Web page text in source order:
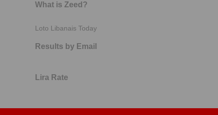
What is Zeed?
Loto Libanais Today
Results by Email
Lira Rate